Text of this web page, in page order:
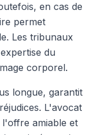
en cas de
permet
Les tribunaux
du
corporel.
longue, garantit
L'avocat
amiable et